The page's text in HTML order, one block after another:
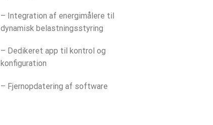
– Integration af energimålere til
dynamisk belastningsstyring
– Dedikeret app til kontrol og
konfiguration
– Fjernopdatering af software